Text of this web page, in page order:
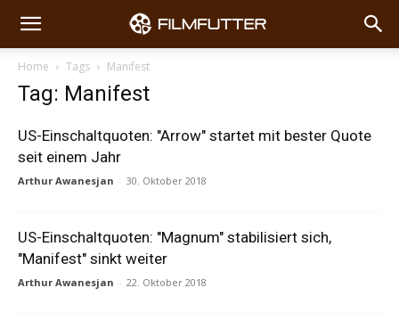
Home Tags Manifest
Tag: Manifest
US-Einschaltquoten: "Arrow" startet mit bester Quote
seit einem Jahr
Arthur Awanesjan - 30. Oktober 2018
US-Einschaltquoten: "Magnum" stabilisiert sich,
"Manifest" sinkt weiter
Arthur Awanesjan - 22. Oktober 2018